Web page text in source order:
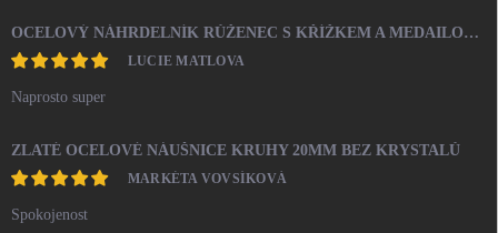
OCELOVÝ NÁHRDELNÍK RŮŽENEC S KŘÍŽKEM A MEDAILONEM
LUCIE MATLOVA
Naprosto super
ZLATÉ OCELOVÉ NÁUŠNICE KRUHY 20MM BEZ KRYSTALŮ
MARKÉTA VOVSÍKOVÁ
Spokojenost